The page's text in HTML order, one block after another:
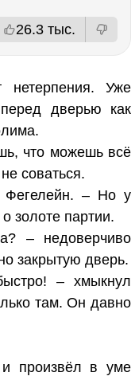
26.3 тыс.
нетерпения. Уже
дверью как
что можешь всё
соваться.
Фегелейн. – Но у
золоте партии.
– недоверчиво
закрытую дверь.
– хмыкнул
там. Он давно
произвёл в уме